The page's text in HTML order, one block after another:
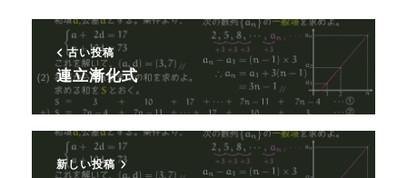
古い投稿
連立漸化式
新しい投稿